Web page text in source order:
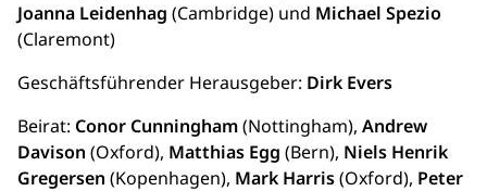
Joanna Leidenhag (Cambridge) und Michael Spezio
(Claremont)
Geschäftsführender Herausgeber: Dirk Evers
Beirat: Conor Cunningham(Nottingham), Andrew
Davison (Oxford), Matthias Egg (Bern), Niels Henrik
Gregersen (Kopenhagen), Mark Harris(Oxford), Peter